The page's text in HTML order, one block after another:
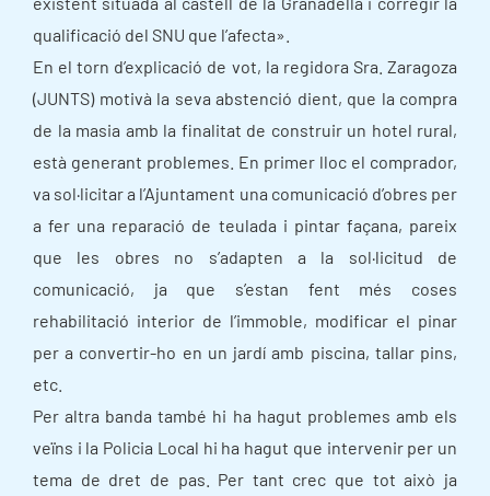
qualificació del SNU que l’afecta».
En el torn d’explicació de vot, la regidora Sra. Zaragoza
(JUNTS) motivà la seva abstenció dient, que la compra
de la masia amb la finalitat de construir un hotel rural,
està generant problemes. En primer lloc el comprador,
va sol·licitar a l’Ajuntament una comunicació d’obres per
a fer una reparació de teulada i pintar façana, pareix
que les obres no s’adapten a la sol·licitud de
comunicació, ja que s’estan fent més coses
rehabilitació interior de l’immoble, modificar el pinar
per a convertir-ho en un jardí amb piscina, tallar pins,
etc.
Per altra banda també hi ha hagut problemes amb els
veïns i la Policia Local hi ha hagut que intervenir per un
tema de dret de pas. Per tant crec que tot això ja